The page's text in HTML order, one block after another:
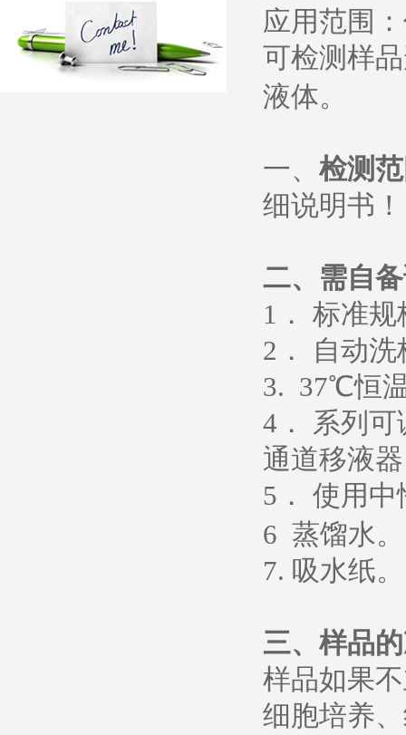
应用范围
可检测样
液体。
一、 检测
细说明书 ！
二、需自
1 ． 标准
2 ． 自动
3. 37℃恒
4 ． 系列
通道移液
5 ． 使用中
6 蒸馏水。
7. 吸水纸。
三、样品
样品如果
细胞培养